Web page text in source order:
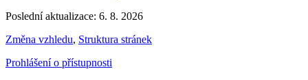
Poslední aktualizace: 6. 8. 2026
Změna vzhledu, Struktura stránek
Prohlášení o přístupnosti